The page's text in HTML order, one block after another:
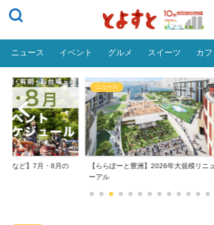
ニュース イベント グルメ スイーツ カフ
場など】7月・8月の
ニュース
【ららぽーと豊洲】2026年大規模リニュ
ーアル